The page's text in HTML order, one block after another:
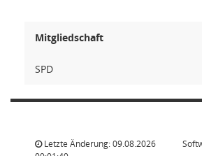
Mitgliedschaft
SPD
Letzte Änderung: 09.08.2026